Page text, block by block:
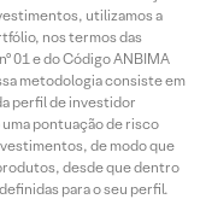
utilizamos a
nos termos das
01 e do Código ANBIMA
metodologia consiste em
perfil de investidor
pontuação de risco
de modo que
desde que dentro
para o seu perfil.